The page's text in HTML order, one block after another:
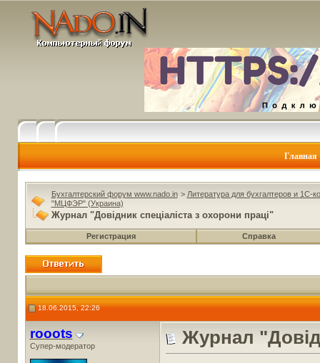
Главная
Бухгалтерский форум www.nado.in > Литература для бухгалтеров и 1С-
"МЦФЭР" (Украина)
Журнал "Довідник спеціаліста з охорони праці"
Регистрация Справка
18.06.2015, 22:26
rooots
Супер-модератор Журнал